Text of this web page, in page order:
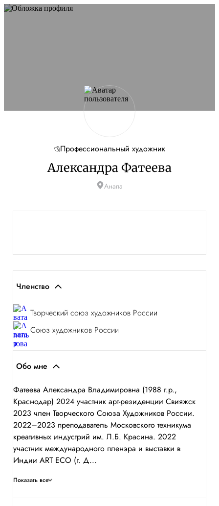
Профессиональный художник
Александра Фатеева
Анапа
Членство
Творческий союз художников России
Союз художников России
Обо мне
Фатеева Александра Владимировна (1988 г.р.,
Краснодар) 2024 участник арт-резиденции Свияжск
2023 член Творческого Союза Художников России.
2022–2023 преподаватель Московского техникума
креативных индустрий им. Л.Б. Красина. 2022
участник международного пленэра и выставки в
Индии ART ECO (г. Д...
Показать все